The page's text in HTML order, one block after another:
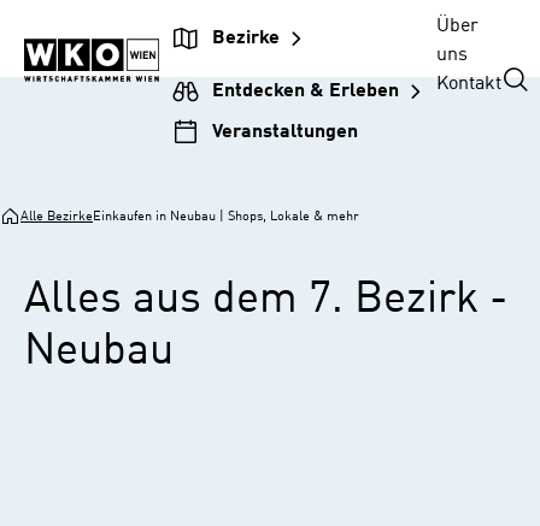
Unternehmensnavigation
springen
Inhalt
springen
Hauptnavigation
springen
Footer
springen
Bezirke
Entdecken & Erleben
Veranstaltungen
Über
uns
Kontakt
Alle BezirkeEinkaufen in Neubau | Shops, Lokale & mehr
Alles aus dem 7. Bezirk -
Neubau